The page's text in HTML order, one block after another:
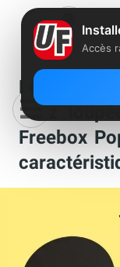
Les
avez
Freebox
Accès